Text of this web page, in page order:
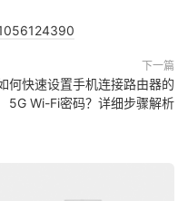
下一篇
何快速设置手机连接路由器的
5G Wi-Fi密码？详细步骤解析